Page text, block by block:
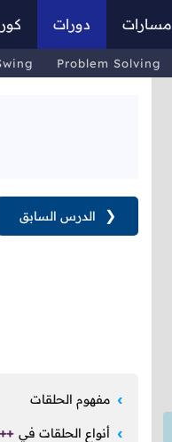
مسارات دورات
Problem Solving
❮ الدرس السابق
مفهوم الحلقات
أنواع الحلقات في